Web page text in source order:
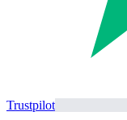
Trustpilot